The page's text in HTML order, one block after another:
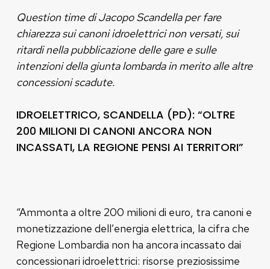
Question time di Jacopo Scandella per fare
chiarezza sui canoni idroelettrici non versati, sui
ritardi nella pubblicazione delle gare e sulle
intenzioni della giunta lombarda in merito alle altre
concessioni scadute.
IDROELETTRICO, SCANDELLA (PD): “OLTRE
200 MILIONI DI CANONI ANCORA NON
INCASSATI, LA REGIONE PENSI AI TERRITORI”
“Ammonta a oltre 200 milioni di euro, tra canoni e
monetizzazione dell’energia elettrica, la cifra che
Regione Lombardia non ha ancora incassato dai
concessionari idroelettrici: risorse preziosissime